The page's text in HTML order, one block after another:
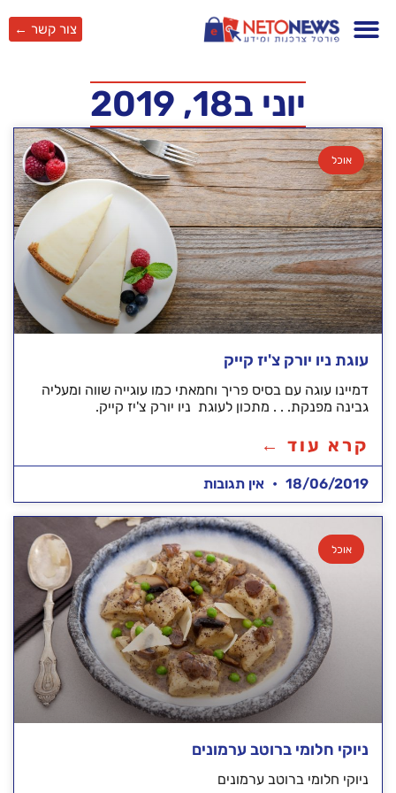
צור קשר ←
יוני ב18, 2019
אוכל
עוגת ניו יורק צ'יז קייק
דמיינו עוגה עם בסיס פריך וחמאתי כמו עוגייה שווה ומעליה
גבינה מפנקת. . . מתכון לעוגת ניו יורק צ'יז קייק.
קרא עוד ←
18/06/2019 אין תגובות
אוכל
ניוקי חלומי ברוטב ערמונים
ניוקי חלומי ברוטב ערמונים